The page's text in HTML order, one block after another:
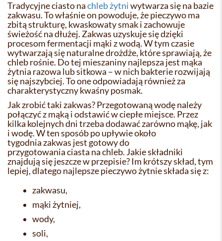
Tradycyjne ciasto nachleb żytniwytwarza się na bazie
zakwasu. To właśnie on powoduje, że pieczywo ma
zbitą strukturę, kwaskowaty smak i zachowuje
świeżość na dłużej. Zakwas uzyskuje się dzięki
procesom fermentacji mąki z wodą. W tym czasie
wytwarzają się naturalne drożdże, które sprawiają, że
chleb rośnie. Do tej mieszaniny najlepsza jest mąka
żytnia razowa lub sitkowa – w nich bakterie rozwijają
się najszybciej. To one odpowiadają również za
charakterystyczny kwaśny posmak.
Jak zrobić taki zakwas? Przegotowaną wodę należy
połączyć z mąką i odstawić w ciepłe miejsce. Przez
kilka kolejnych dni trzeba dodawać zarówno mąkę, jak
i wodę. W ten sposób po upływie około
tygodnia zakwas jest gotowy do
przygotowania ciasta na chleb. Jakie składniki
znajdują się jeszcze w przepisie? Im krótszy skład, tym
lepiej, dlatego najlepsze pieczywo żytnie składa się z:
zakwasu,
mąki żytniej,
wody,
soli,